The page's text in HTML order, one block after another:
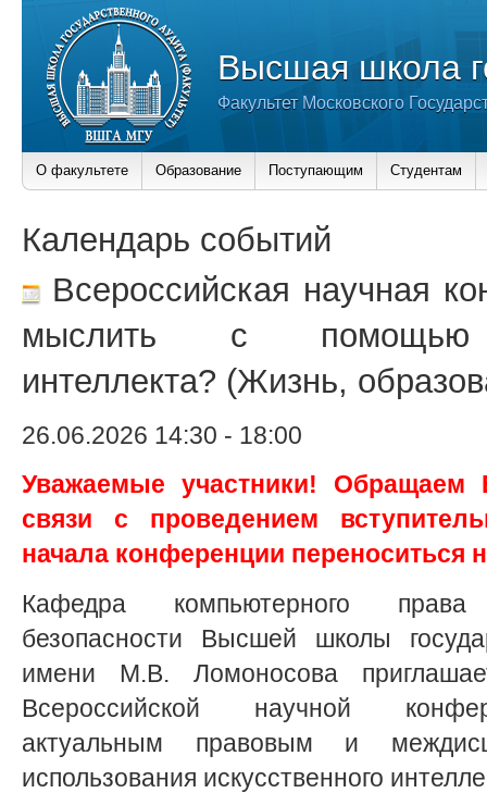
Высшая школа
Факультет Московского
О факультете Образование Поступающим Студентам
Календарь событий
Всероссийская научная
мыслить с помощью
интеллекта? (Жизнь,
26.06.2026 14:30 - 18:00
Уважаемые участники!
связи с проведением
начала конференции переноситься
Кафедра компьютерного
безопасности Высшей школы
имени М.В. Ломоносова
Всероссийской научной
актуальным правовым и
использования искусственного